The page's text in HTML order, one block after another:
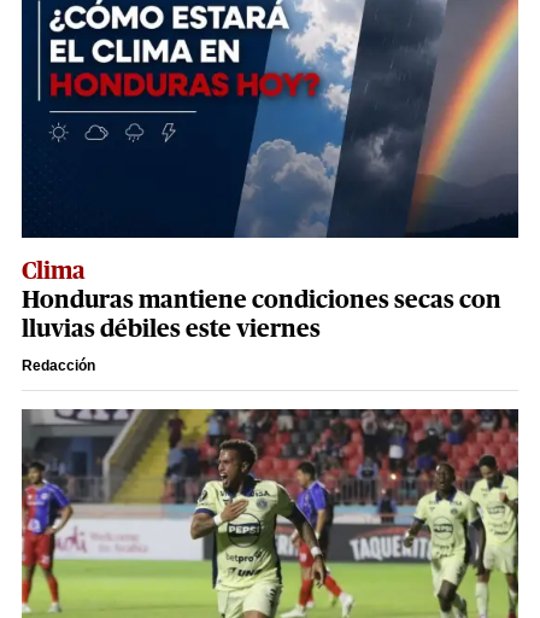
Clima
Honduras mantiene condiciones secas con
lluvias débiles este viernes
Redacción